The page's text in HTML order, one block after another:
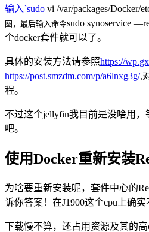
输入`sudo vi /var/packages/Docker/
图，最后输入命令sudo synoservice
个docker套件就可以了。
具体的安装方法请参照https://
https://post.smzdm.com/p/a6lnxg3g/,
程。
不过这个jellyfin我目前是没啥用
吧。
使用Docker重新安装
为啥要重新安装呢，套件中心的
诉你答案！在J1900这个cpu上确实
下载慢不算，还占用资源及其的